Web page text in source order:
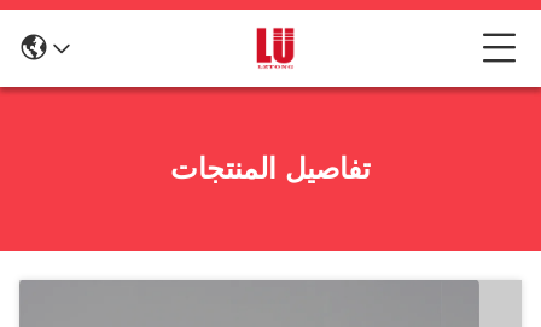
تفاصيل المنتجات